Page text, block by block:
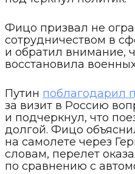
Фицо призвал не
сотрудничеством в
и обратил внимание,
восстановила
Путин поблагодарил
за визит в Россию
и подчеркнул, что
долгой. Фицо
на самолете через
словам, перелет
по сравнению с